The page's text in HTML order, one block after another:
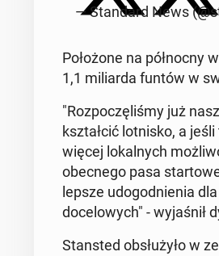
— Stan­dard News
Po­ło­żo­ne na pół­noc­ny
1,1 mi­liar­da funtów w
"Roz­po­czę­li­śmy już
kształ­cić lot­ni­sko, a
więcej lo­kal­nych
obec­ne­go pasa
lepsze udo­god­nie­nia
do­ce­lo­wych" - wy­ja­śnił
Stan­sted ob­słu­ży­ło w